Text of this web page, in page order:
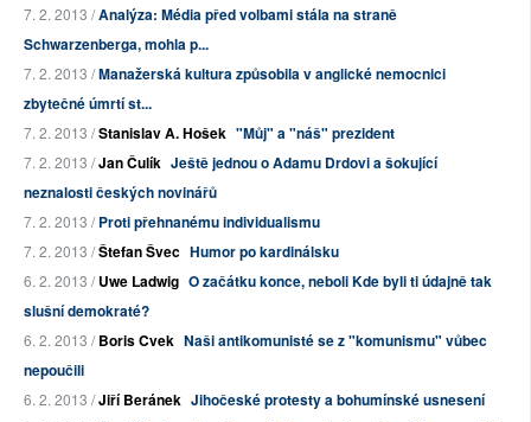
7. 2. 2013 /Analýza: Média před volbami stála na straně
Schwarzenberga, mohla p...
7. 2. 2013 /Manažerská kultura způsobila v anglické nemocnici
zbytečné úmrtí st...
7. 2. 2013 /Stanislav A. Hošek "Můj" a "náš" prezident
7. 2. 2013 /Jan Čulík Ještě jednou o Adamu Drdovi a šokující
neznalosti českých novinářů
7. 2. 2013 /Proti přehnanému individualismu
7. 2. 2013 /Štefan Švec Humor po kardinálsku
6. 2. 2013 /Uwe Ladwig O začátku konce, neboli Kde byli ti údajně tak
slušní demokraté?
6. 2. 2013 /Boris Cvek Naši antikomunisté se z "komunismu" vůbec
nepoučili
6. 2. 2013 /Jiří Beránek Jihočeské protesty a bohumínské usnesení